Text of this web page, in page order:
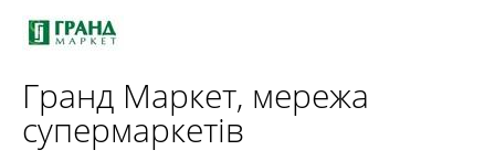
Гранд Маркет, мережа
супермаркетів